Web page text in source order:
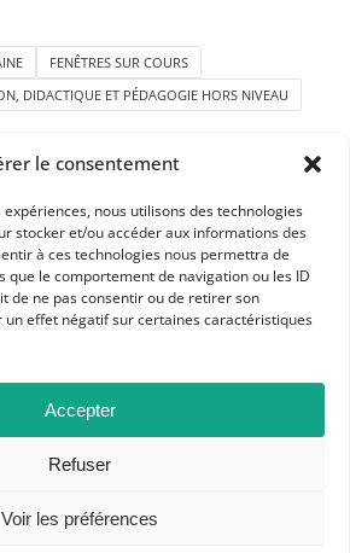
le consentement
nous utilisons des technologies
stocker et/ou accéder aux informations des
à ces technologies nous permettra de
que le comportement de navigation ou les ID
de ne pas consentir ou de retirer son
effet négatif sur certaines caractéristiques
Accepter
Refuser
Voir les préférences
FENÊTRES SUR COURS
DIDACTIQUE ET PÉDAGOGIE HORS NIVEAU
APHG
professeurs d'histoire et géographie
+ 33 0(1) 42 33 62 37
– 75065 Paris Cedex 02